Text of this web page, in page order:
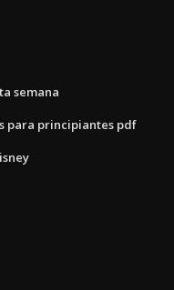
semana
para principiantes pdf